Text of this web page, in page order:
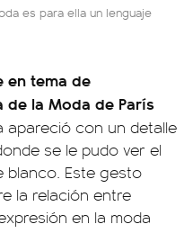
es para ella un lenguaje
en tema de
de la Moda de París
apareció con un detalle
se le pudo ver el
blanco. Este gesto
la relación entre
en la moda